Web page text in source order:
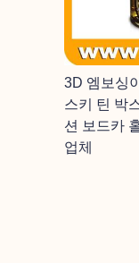
3D 엠보싱
스키 틴 박
션 보드카
업체